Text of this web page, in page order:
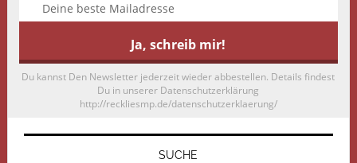
Du kannst Den Newsletter jederzeit wieder abbestellen. Details findest
Du in unserer Datenschutzerklärung
http://reckliesmp.de/datenschutzerklaerung/
SUCHE